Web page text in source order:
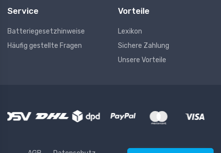
Service
Batteriegesetzhinweise
Häufig gestellte Fragen
Vorteile
Lexikon
Sichere Zahlung
Unsere Vorteile